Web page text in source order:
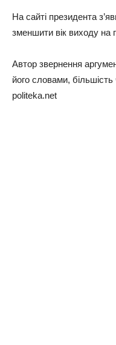
На сайті президента
зменшити вік виходу на
Автор звернення
його словами, більшість
politeka.net